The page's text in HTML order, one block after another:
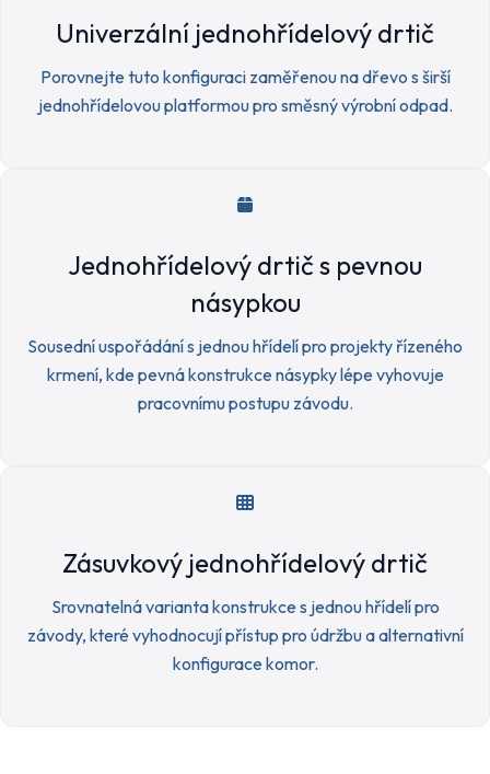
Univerzální jednohřídelový drtič
Porovnejte tuto konfiguraci zaměřenou na dřevo s širší
jednohřídelovou platformou pro směsný výrobní odpad.
Jednohřídelový drtič s pevnou
násypkou
Sousední uspořádání s jednou hřídelí pro projekty řízeného
krmení, kde pevná konstrukce násypky lépe vyhovuje
pracovnímu postupu závodu.
Zásuvkový jednohřídelový drtič
Srovnatelná varianta konstrukce s jednou hřídelí pro
závody, které vyhodnocují přístup pro údržbu a alternativní
konfigurace komor.